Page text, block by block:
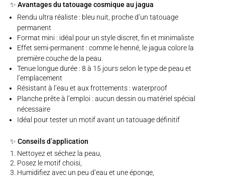
✨ Avantages du tatouage cosmique au jagua
Rendu ultra réaliste : bleu nuit, proche d’un tatouage
permanent
Format mini : idéal pour un style discret, fin et minimaliste
Effet semi-permanent : comme le henné, le jagua colore la
première couche de la peau.
Tenue longue durée : 8 à 15 jours selon le type de peau et
l’emplacement
Résistant à l’eau et aux frottements : waterproof
Planche prête à l’emploi : aucun dessin ou matériel spécial
nécessaire
Idéal pour tester un motif avant un tatouage définitif
✨ Conseils d’application
Nettoyez et séchez la peau,
Posez le motif choisi,
Humidifiez avec un peu d’eau et une éponge,